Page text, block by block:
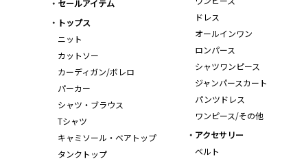
セールアイテム
トップス
ニット
カットソー
カーディガン/ボレロ
パーカー
シャツ・ブラウス
Tシャツ
キャミソール・ベアトップ
タンクトップ
ドレス
オールインワン
ロンパース
シャツワンピース
ジャンパースカート
パンツドレス
ワンピース/その他
アクセサリー
ベルト